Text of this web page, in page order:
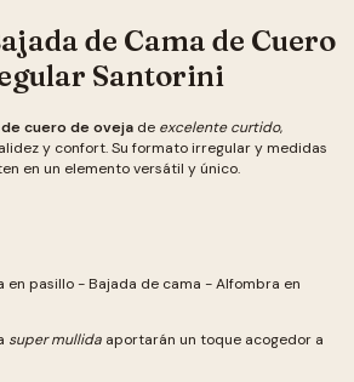
de Cama de Cuero
Santorini
cuero de oveja de excelente curtido,
y confort. Su formato irregular y medidas
en un elemento versátil y único.
en pasillo - Bajada de cama - Alfombra en
super mullida aportarán un toque acogedor a